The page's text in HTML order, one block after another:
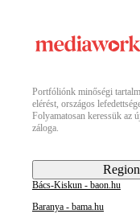
Portfóliónk minőségi
elérést, országos
Folyamatosan keressük az
záloga.
Bács-Kiskun - baon.hu
Baranya - bama.hu